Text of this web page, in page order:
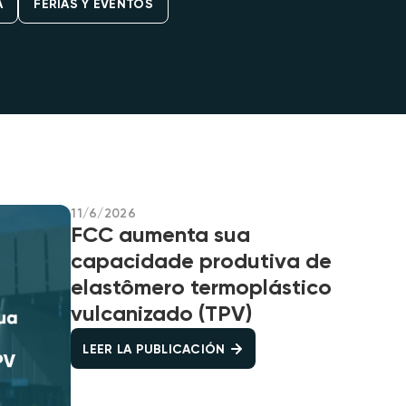
FERIAS Y EVENTOS
11/6/2026
FCC aumenta sua
capacidade produtiva de
elastômero termoplástico
vulcanizado​ (TPV)
LEER LA PUBLICACIÓN